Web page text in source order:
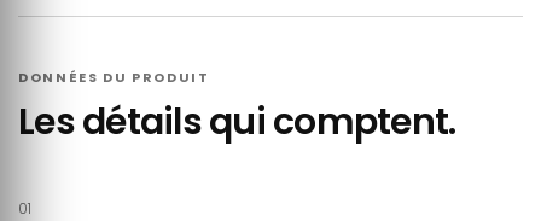
DONNÉES DU PRODUIT
Les détails qui comptent.
01